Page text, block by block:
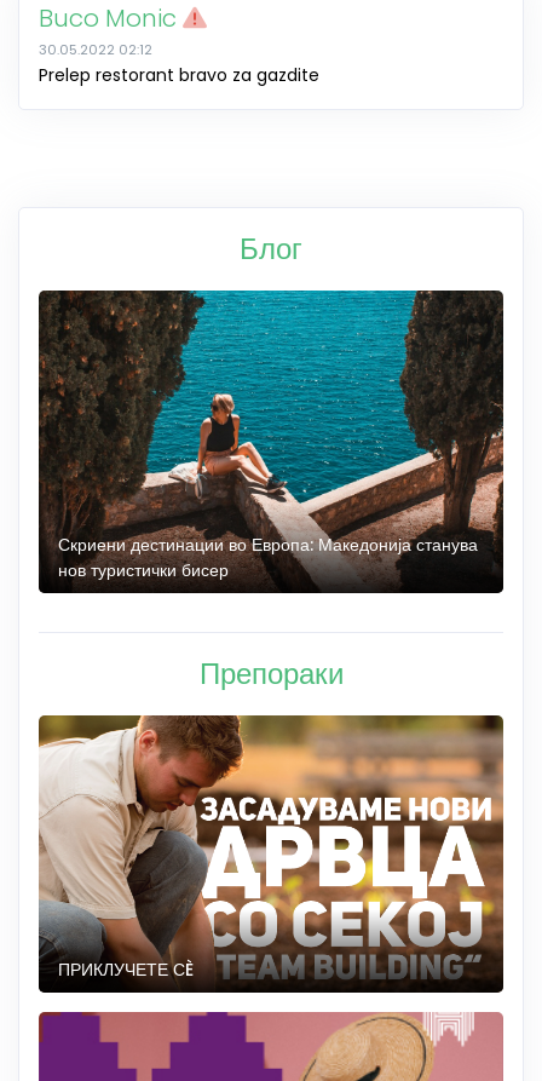
Buco Monic
30.05.2022 02:12
Prelep restorant bravo za gazdite
Блог
Скриени дестинации во Европа: Македонија станува
нов туристички бисер
Препораки
ПРИКЛУЧЕТЕ СÈ